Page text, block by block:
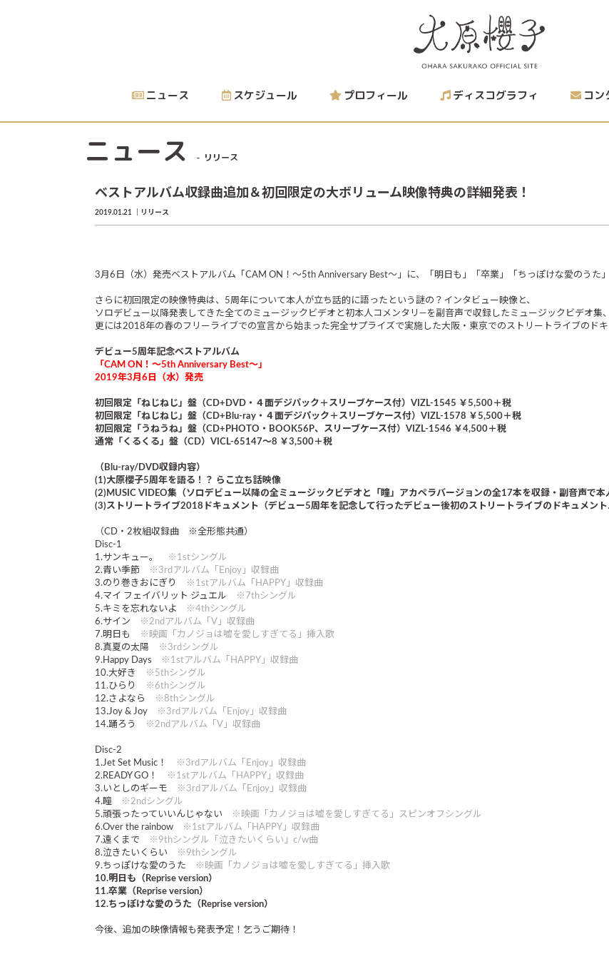
ニュース スケジュール プロフィール ディスコグラフィ コン
ニュース リリース
ベストアルバム収録曲追加＆初回限定の大ボリューム映像特典の詳細発表！
2019.01.21 リリース
3月6日（水）発売ベストアルバム「CAM ON！～5th Anniversary Best～」に、「明日も」「卒業」「ちっぽけな愛のうた
さらに初回限定の映像特典は、5周年について本人が立ち話的に語ったという謎の？インタビュー映像と、
ソロデビュー以降発表してきた全てのミュージックビデオと初本人コメンタリ―を副音声で収録したミュージックビデオ集、
更には2018年の春のフリーライブでの宣言から始まった完全サプライズで実施した大阪・東京でのストリートライブのド
デビュー5周年記念ベストアルバム
「CAM ON！～5th Anniversary Best～」
2019年3月6日（水）発売
初回限定「ねじねじ」盤（CD+DVD・４面デジパック＋スリーブケース付）VIZL-1545 ￥5,500＋税
初回限定「ねじねじ」盤（CD+Blu-ray・４面デジパック＋スリーブケース付）VIZL-1578 ￥5,500＋税
初回限定「うねうね」盤（CD+PHOTO・BOOK56P、スリーブケース付）VIZL-1546 ￥4,500＋税
通常「くるくる」盤（CD）VICL-65147～8 ￥3,500＋税
（Blu-ray/DVD収録内容）
(1)大原櫻子5周年を語る！？ らこ立ち話映像
(2)MUSIC VIDEO集（ソロデビュー以降の全ミュージックビデオと「瞳」アカペラバージョンの全17本を収録・副音声で本
(3)ストリートライブ2018ドキュメント（デビュー5周年を記念して行ったデビュー後初のストリートライブのドキュメント
（CD・2枚組収録曲 ※全形態共通）
Disc-1
1.サンキュー。
※1stシングル
2.青い季節
※3rdアルバム「Enjoy」収録曲
3.のり巻きおにぎり
※1stアルバム「HAPPY」収録曲
4.マイ フェイバリット ジュエル
※7thシングル
5.キミを忘れないよ
※4thシングル
6.サイン
※2ndアルバム「V」収録曲
7.明日も
※映画「カノジョは嘘を愛しすぎてる」挿入歌
8.真夏の太陽
※3rdシングル
9.Happy Days
※1stアルバム「HAPPY」収録曲
10.大好き
※5thシングル
11.ひらり
※6thシングル
12.さよなら
※8thシングル
13.Joy & Joy
※3rdアルバム「Enjoy」収録曲
14.踊ろう
※2ndアルバム「V」収録曲
Disc-2
1.Jet Set Music！
※3rdアルバム「Enjoy」収録曲
2.READY GO！
※1stアルバム「HAPPY」収録曲
3.いとしのギーモ
※3rdアルバム「Enjoy」収録曲
4.瞳
※2ndシングル
5.頑張ったっていいんじゃない
※映画「カノジョは嘘を愛しすぎてる」スピンオフシングル
6.Over the rainbow
※1stアルバム「HAPPY」収録曲
7.遠くまで
※9thシングル「泣きたいくらい」c/w曲
8.泣きたいくらい
※9thシングル
9.ちっぽけな愛のうた
※映画「カノジョは嘘を愛しすぎてる」挿入歌
10.明日も（Reprise version）
11.卒業（Reprise version）
12.ちっぽけな愛のうた（Reprise version）
今後、追加の映像情報も発表予定！乞うご期待！